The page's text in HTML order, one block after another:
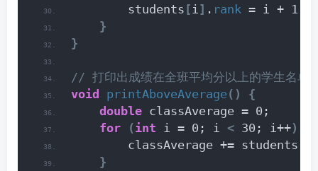
        students
[i] . rank = i + 1;
}
}
// 打印出成绩在全班平均分以上的学生名单
void
printAboveAverage()
{
double classAverage = 0;
for
(int i = 0; i < 30; i++)
        classAverage += students
}